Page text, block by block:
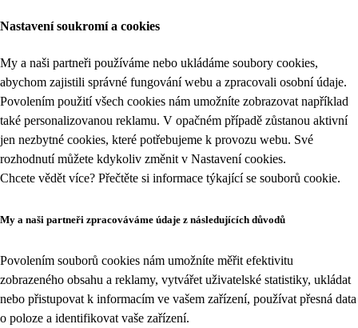
Nastavení soukromí a cookies
My a naši partneři používáme nebo ukládáme soubory cookies,
abychom zajistili správné fungování webu a zpracovali osobní údaje.
Povolením použití všech cookies nám umožníte zobrazovat například
také personalizovanou reklamu. V opačném případě zůstanou aktivní
jen nezbytné cookies, které potřebujeme k provozu webu. Své
rozhodnutí můžete kdykoliv změnit v Nastavení cookies.
Chcete vědět více? Přečtěte si informace týkající se souborů cookie.
My a naši partneři zpracováváme údaje z následujících důvodů
Povolením souborů cookies nám umožníte měřit efektivitu
zobrazeného obsahu a reklamy, vytvářet uživatelské statistiky, ukládat
nebo přistupovat k informacím ve vašem zařízení, používat přesná data
o poloze a identifikovat vaše zařízení.